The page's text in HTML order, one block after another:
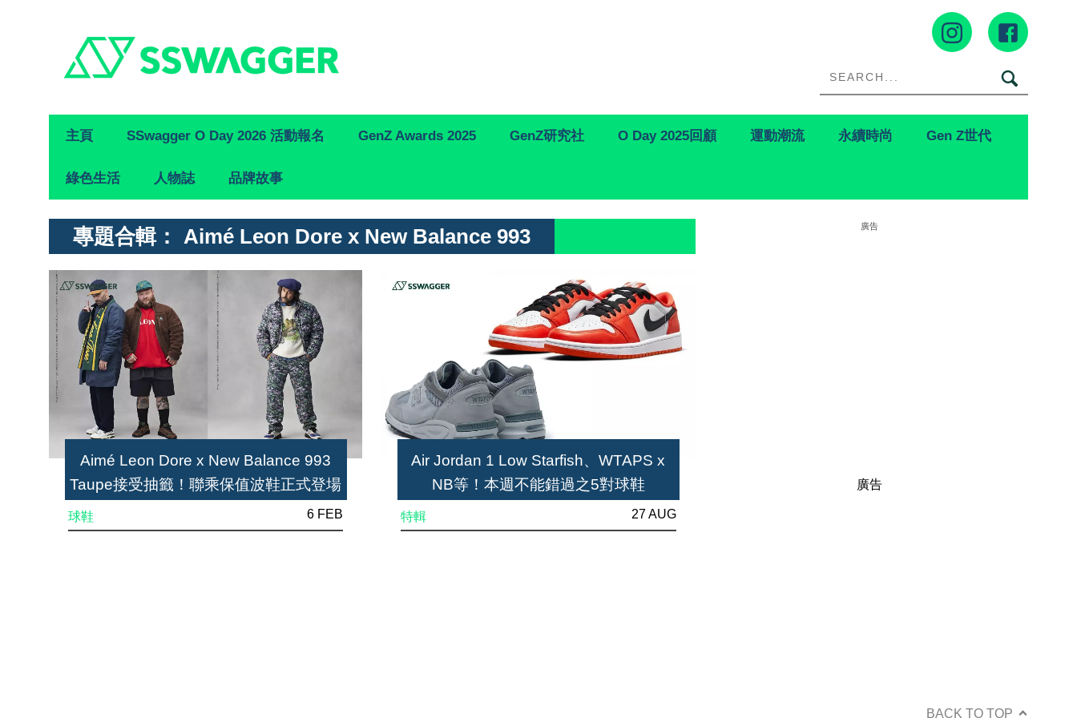
Primary
Navigation
主頁 SSwagger O Day 2026 活動報名 GenZ Awards 2025 GenZ研究社 O Day 2025回顧 運動潮流 永續時尚 Gen Z世代
綠色生活 人物誌 品牌故事
專題合輯： Aimé Leon Dore x New Balance 993
Aimé Leon Dore x New Balance 993
Taupe接受抽籤！聯乘保值波鞋正式登場
球鞋 6 FEB
Air Jordan 1 Low Starfish、WTAPS x
NB等！本週不能錯過之5對球鞋
特輯 27 AUG
廣告
廣告
BACK TO TOP